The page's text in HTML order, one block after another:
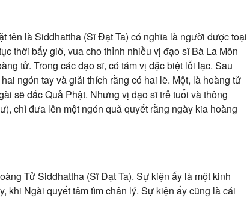
tên là Siddhattha (Sĩ Đạt Ta) có nghĩa là người được toại
thời bấy giờ, vua cho thỉnh nhiều vị đạo sĩ Bà La Môn
tử. Trong các đạo sĩ, có tám vị đặc biệt lỗi lạc. Sau
ngón tay và giải thích rằng có hai lẽ. Một, là hoàng tử
sẽ đắc Quả Phật. Nhưng vị đạo sĩ trẻ tuổi và thông
chỉ đưa lên một ngón quả quyết rằng ngày kia hoàng
Tử Siddhattha (Sĩ Đạt Ta). Sự kiện ấy là một kinh
khi Ngài quyết tâm tìm chân lý. Sự kiện ấy cũng là cái